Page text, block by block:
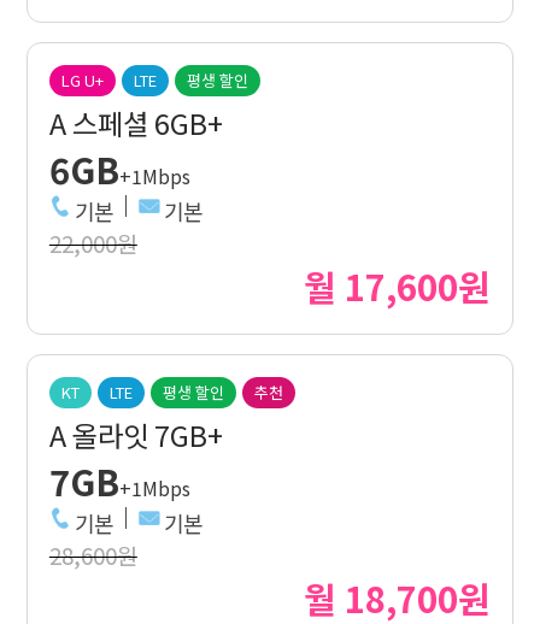
LG U+ LTE 평생 할인
A 스페셜 6GB+
6GB+1Mbps
기본 기본
22,000원
월 17,600원
KT LTE 평생 할인 추천
A 올라잇 7GB+
7GB+1Mbps
기본 기본
28,600원
월 18,700원